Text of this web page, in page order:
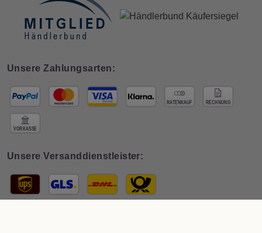
Unsere Zahlungsarten:
Unsere Versanddienstleister: